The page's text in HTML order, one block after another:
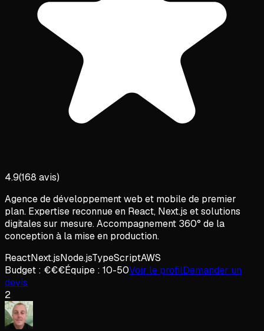
4.9(168 avis)
Agence de développement web et mobile de premier
plan. Expertise reconnue en React, Next.js et solutions
digitales sur mesure. Accompagnement 360° de la
conception à la mise en production.
ReactNext.jsNode.jsTypeScriptAWS
Budget : €€€Équipe : 10-50Voir le profilDemander un
devis
2